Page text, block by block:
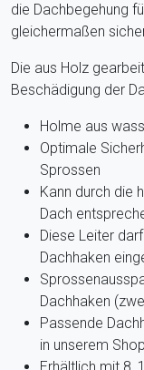
die Dachbegehung
gleichermaßen
Die aus Holz
Beschädigung der
Holme aus
Optimale
Sprossen
Kann durch die
Dach
Diese Leiter
Dachhaken
Dachhaken
Passende
in unserem Shop